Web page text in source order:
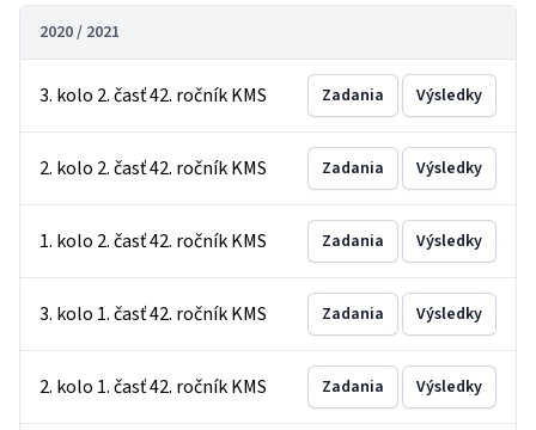
2020 / 2021
3. kolo 2. časť 42. ročník KMS Zadania Výsledky
2. kolo 2. časť 42. ročník KMS Zadania Výsledky
1. kolo 2. časť 42. ročník KMS Zadania Výsledky
3. kolo 1. časť 42. ročník KMS Zadania Výsledky
2. kolo 1. časť 42. ročník KMS Zadania Výsledky